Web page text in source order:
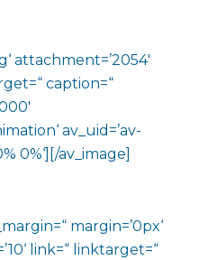
attachment=’2054′
caption=“
av_uid=’av-
0%‘][/av_image]
margin=’0px‘
link=“ linktarget=“